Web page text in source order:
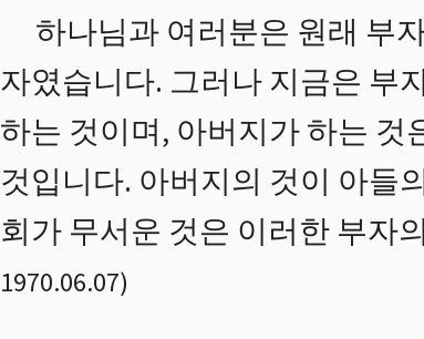
하나님과 여러분은 원래 부
자였습니다. 그러나 지금은 부
하는 것이며, 아버지가 하는 것
것입니다. 아버지의 것이 아들
회가 무서운 것은 이러한 부자
1970.06.07)